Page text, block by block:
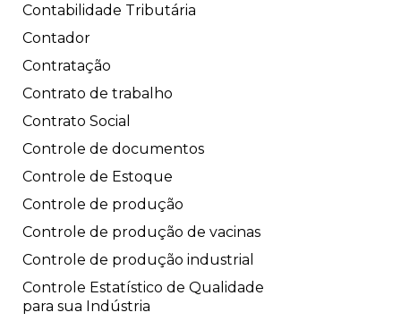
Contabilidade Tributária
Contador
Contratação
Contrato de trabalho
Contrato Social
Controle de documentos
Controle de Estoque
Controle de produção
Controle de produção de vacinas
Controle de produção industrial
Controle Estatístico de Qualidade
para sua Indústria